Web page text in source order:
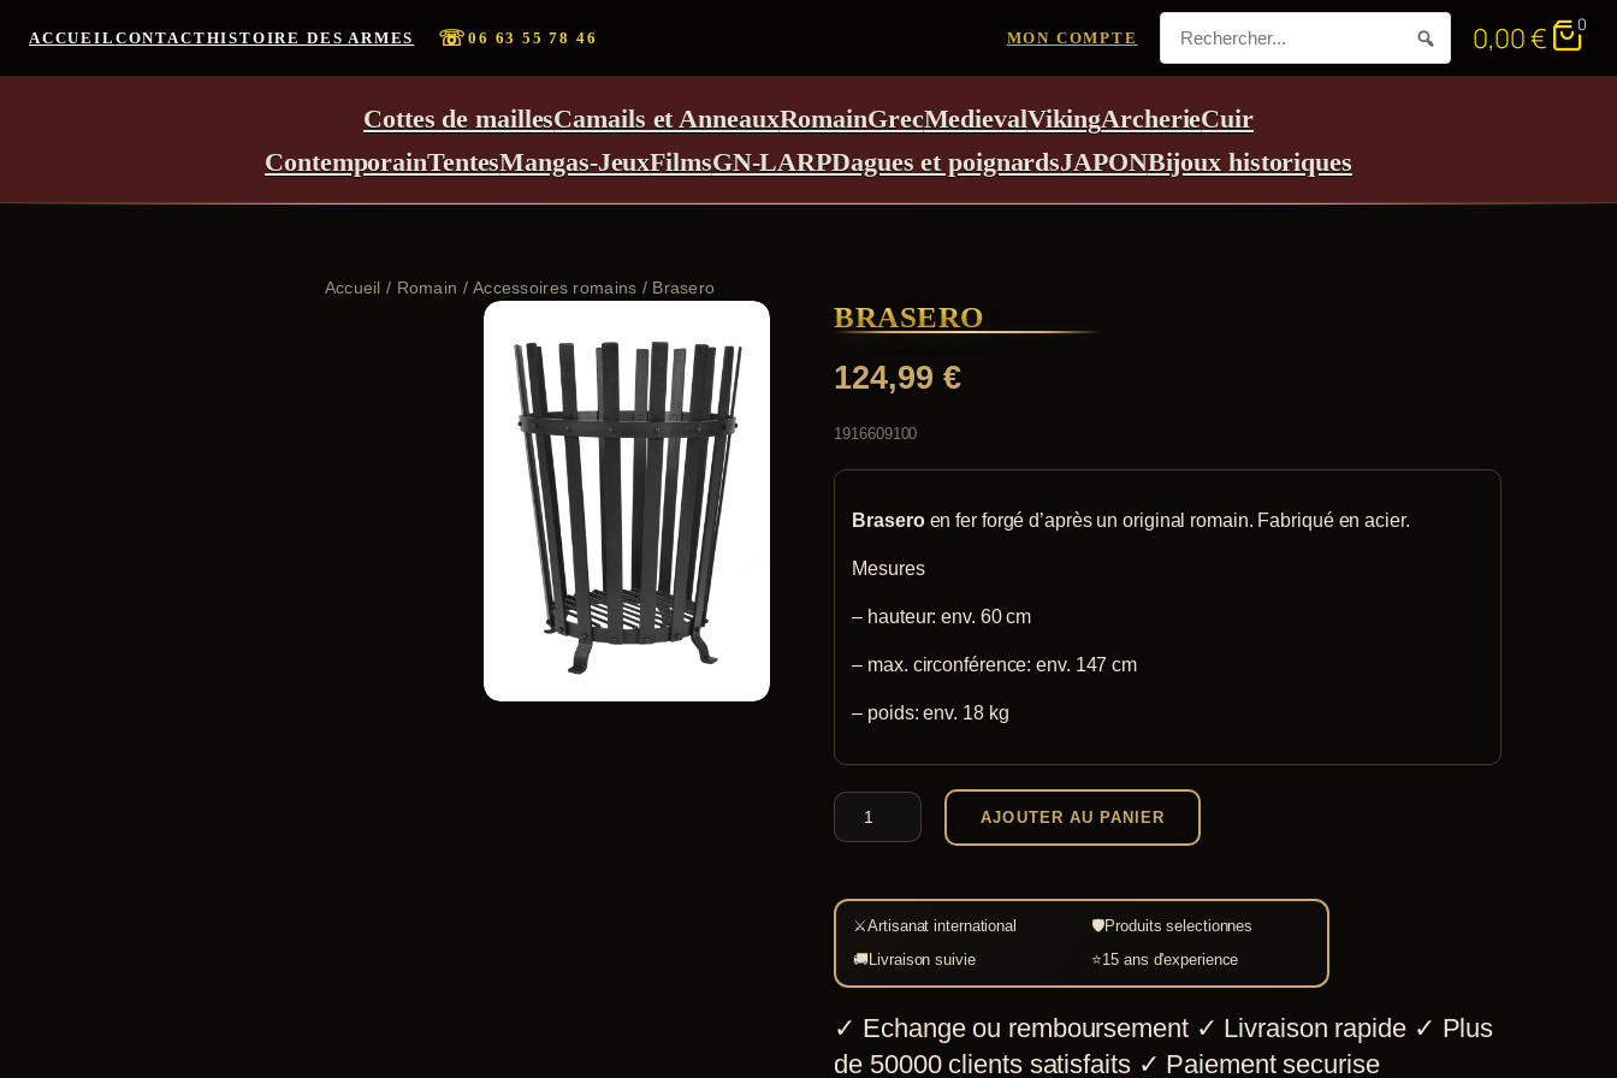
ACCUEIL CONTACTHISTOIRE DES ARMES ☏06 63 55 78 46 MON COMPTE 0,00€ 0
Cottes de maillesCamails et AnneauxRomainGrecMedievalVikingArcherieCuir
ContemporainTentesMangas-JeuxFilmsGN-LARPDagues et poignardsJAPONBijoux historiques
Accueil / Romain /Accessoires romains / Brasero
BRASERO
124,99 €
1916609100
Braseroen fer forgé d’après un original romain. Fabriqué en acier.
Mesures
– hauteur: env. 60 cm
– max. circonférence: env. 147 cm
– poids: env. 18 kg
quantité
de
AJOUTER AU PANIER
⚔Artisanat international 🛡Produits selectionnes
🚚Livraison suivie ⭐15 ans d'experience
✓ Echange ou remboursement ✓ Livraison rapide ✓ Plus
de 50000 clients satisfaits ✓ Paiement securise